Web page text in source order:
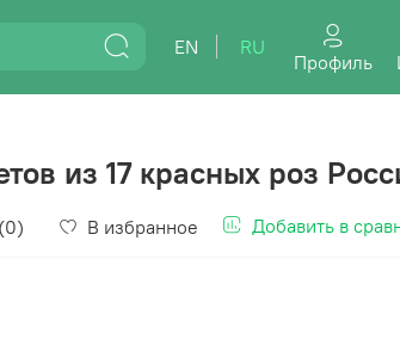
EN RU
Профиль
из 17 красных роз
(0) В избранное Добавить в